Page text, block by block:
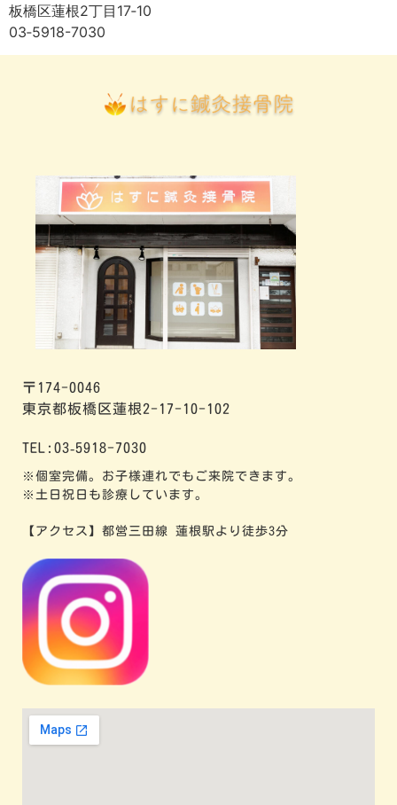
板橋区蓮根2丁目17‐10
03‐5918-7030
〒174-0046
東京都板橋区蓮根2-17-10-102
TEL:03‐5918-7030
※個室完備。お子様連れでもご来院できます。
※土日祝日も診療しています。
【アクセス】都営三田線 蓮根駅より徒歩3分